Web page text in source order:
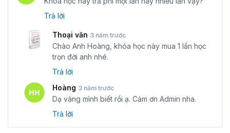
Trả lời
Thoại văn 3 năm trước
Chào Anh Hoàng, khóa học này mua 1 lần học
trọn đời anh nhé.
Trả lời
Hoàng 3 năm trước
Dạ vâng mình biết rồi ạ. Cảm ơn Admin nha.
Trả lời